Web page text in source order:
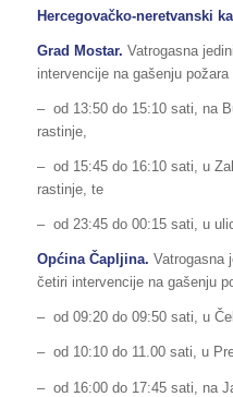
Hercegovačko-neretvanski
Grad Mostar. Vatrogasna
intervencije na gašenju požara
– od 13:50 do 15:10 sati, na
rastinje,
– od 15:45 do 16:10 sati, u
rastinje, te
– od 23:45 do 00:15 sati, u
Općina Čapljina. Vatrogasna
četiri intervencije na gašenju
– od 09:20 do 09:50 sati, u
– od 10:10 do 11.00 sati, u
– od 16:00 do 17:45 sati, na